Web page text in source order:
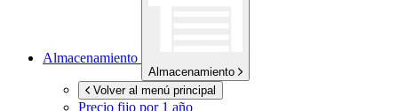
Almacenamiento
Almacenamiento
Volver al menú principal
Precio fijo por 1 año